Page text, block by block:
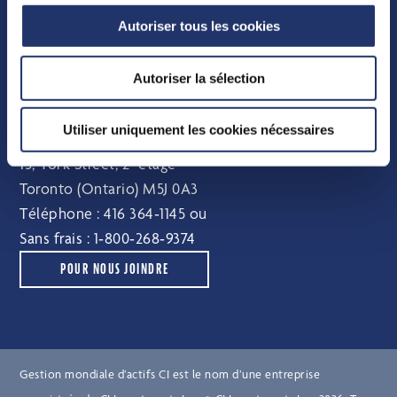
Autoriser tous les cookies
Autoriser la sélection
Utiliser uniquement les cookies nécessaires
Faits sur le fonds
Distributions
Comité indépendant de révision
Pour nous joindre
15, York Street, 2 étage
Toronto (Ontario) M5J 0A3
Téléphone :416 364‑1145 ou
Sans frais : 1‑800‑268‑9374
POUR NOUS JOINDRE
Gestion mondiale d’actifs CI est le nom d’une entreprise